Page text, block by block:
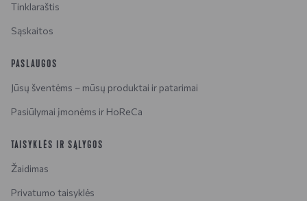
Tinklaraštis
Sąskaitos
PASLAUGOS
Jūsų šventėms – mūsų produktai ir patarimai
Pasiūlymai įmonėms ir HoReCa
TAISYKLĖS IR SĄLYGOS
Žaidimas
Privatumo taisyklės